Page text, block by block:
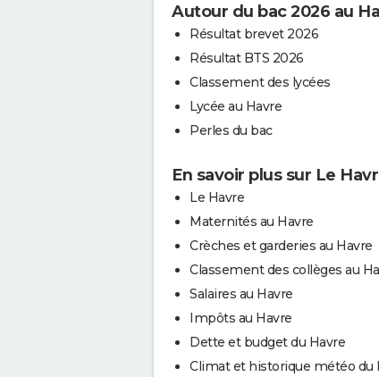
Autour du bac 2026 au
Résultat brevet 2026
Résultat BTS 2026
Classement des lycées
Lycée au Havre
Perles du bac
En savoir plus sur Le
Le Havre
Maternités au Havre
Crèches et garderies au Havre
Classement des collèges au
Salaires au Havre
Impôts au Havre
Dette et budget du Havre
Climat et historique météo du